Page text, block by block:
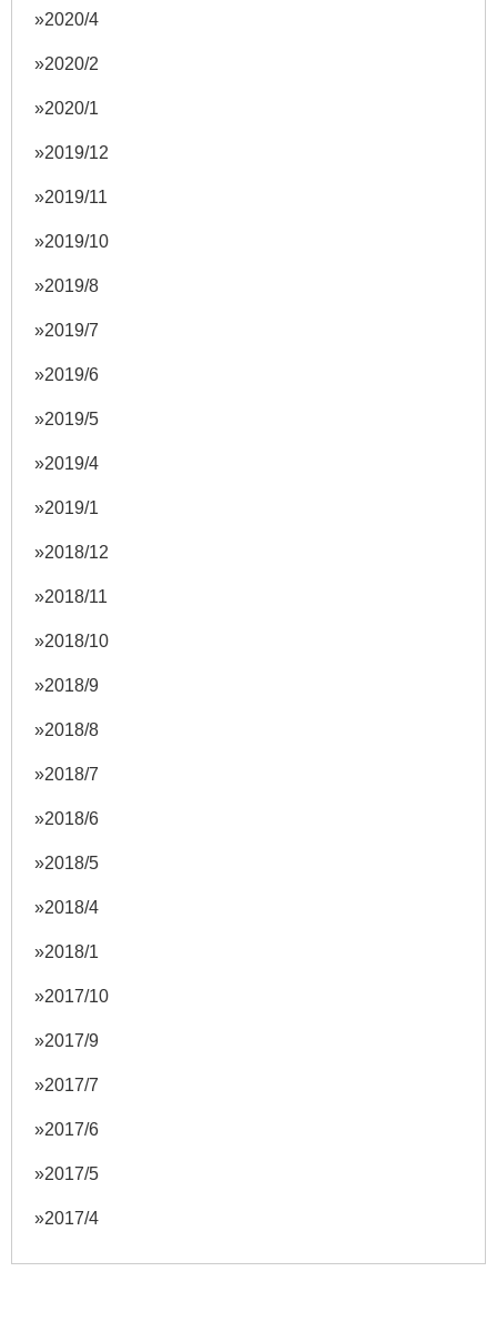
2020/4
2020/2
2020/1
2019/12
2019/11
2019/10
2019/8
2019/7
2019/6
2019/5
2019/4
2019/1
2018/12
2018/11
2018/10
2018/9
2018/8
2018/7
2018/6
2018/5
2018/4
2018/1
2017/10
2017/9
2017/7
2017/6
2017/5
2017/4